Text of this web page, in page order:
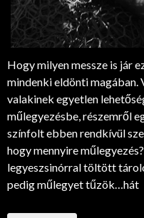
Hogy milyen messze is jár
mindenki eldönti magában.
valakinek egyetlen
műlegyezésbe, részemről
színfolt ebben rendkívül
hogy mennyire
legyeszsinórral töltött
pedig műlegyet tűzök…hát